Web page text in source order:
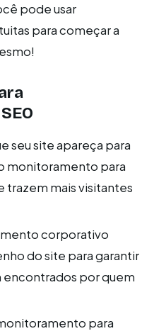
pode usar
para começar a
seu site apareça para
monitoramento para
trazem mais visitantes
corporativo
do site para garantir
encontrados por quem
para